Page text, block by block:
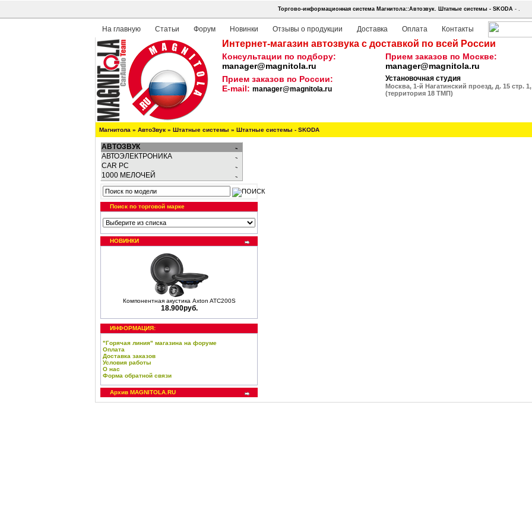
Торгово-информационная система Магнитола::Автозвук. Штатные системы - SKODA - .
На главную Статьи Форум Новинки Отзывы о продукции Доставка Оплата Контакты
Интернет-магазин автозвука с доставкой по всей России
Консультации по подбору:
manager@magnitola.ru
Прием заказов по Москве:
manager@magnitola.ru
Прием заказов по России:
E-mail: manager@magnitola.ru
Установочная студия
Москва, 1-й Нагатинский проезд, д. 15 стр. 1,
(территория 18 ТМП)
Магнитола » АвтоЗвук » Штатные системы » Штатные системы - SKODA
АВТОЗВУК
АВТОЭЛЕКТРОНИКА
CAR PC
1000 МЕЛОЧЕЙ
Поиск по торговой марке
НОВИНКИ
Компонентная акустика Axton ATC200S
18.900руб.
ИНФОРМАЦИЯ:
"Горячая линия" магазина на форуме
Оплата
Доставка заказов
Условия работы
О нас
Форма обратной связи
Архив MAGNITOLA.RU